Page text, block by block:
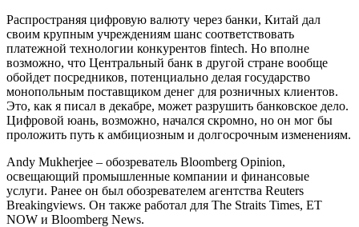
Распространяя цифровую валюту через банки, Китай дал
своим крупным учреждениям шанс соответствовать
платежной технологии конкурентов fintech. Но вполне
возможно, что Центральный банк в другой стране вообще
обойдет посредников, потенциально делая государство
монопольным поставщиком денег для розничных клиентов.
Это, как я писал в декабре, может разрушить банковское дело.
Цифровой юань, возможно, начался скромно, но он мог бы
проложить путь к амбициозным и долгосрочным изменениям.
Andy Mukherjee – обозреватель Bloomberg Opinion,
освещающий промышленные компании и финансовые
услуги. Ранее он был обозревателем агентства Reuters
Breakingviews. Он также работал для The Straits Times, ET
NOW и Bloomberg News.